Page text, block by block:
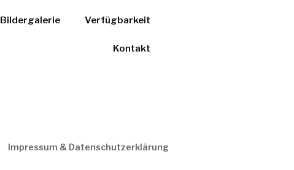
Bildergalerie Verfügbarkeit
Kontakt
Impressum & Datenschutzerklärung